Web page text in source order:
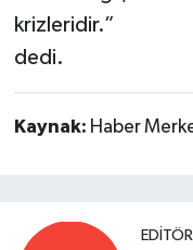
krizleridir.”
dedi.
Kaynak: Haber